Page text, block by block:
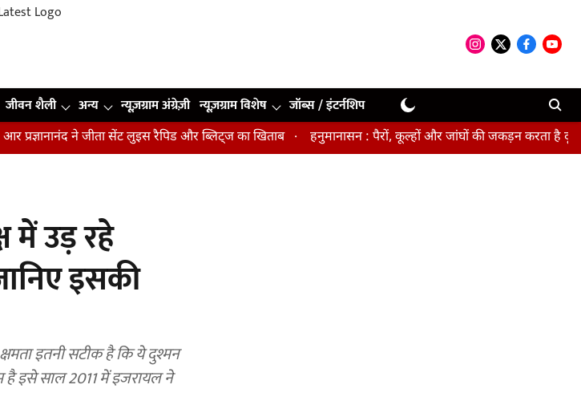
जीवन शैली अन्य न्यूज़ग्राम अंग्रेज़ी न्यूज़ग्राम विशेष जॉब्स / इंटर्नशिप
ने जीता सेंट लुइस रैपिड और ब्लिट्ज का खिताब हनुमानासन : पैरों, कूल्हों और जांघों की जकड़न करता है दूर,
में उड़ रहे
इसकी
इतनी सटीक है कि ये दुश्मन
इसे साल 2011 में इजरायल ने